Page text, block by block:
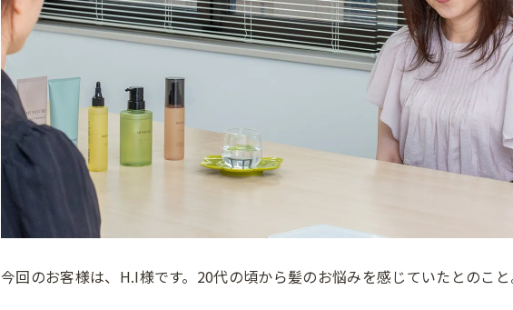
今回のお客様は、H.I様です。20代の頃から髪のお悩みを感じていたとのこ